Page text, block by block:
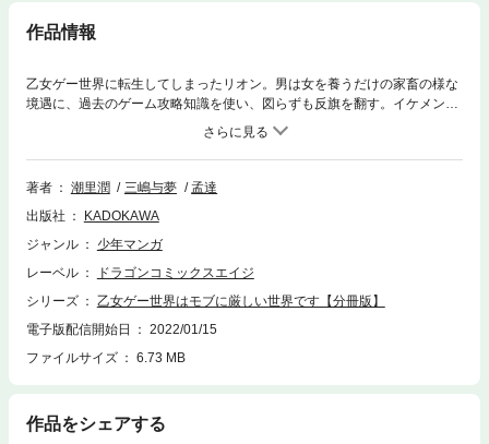
作品情報
乙女ゲー世界に転生してしまったリオン。男は女を養うだけの家畜の様な
境遇に、過去のゲーム攻略知識を使い、図らずも反旗を翻す。イケメン死
すべし！ド外道主人公による、剣と魔法の下剋上ファンタジー！ 分冊版
著者 潮里潤 三嶋与夢
孟達
出版社
KADOKAWA
ジャンル
少年マンガ
レーベル
ドラゴンコミックスエイジ
シリーズ
乙女ゲー世界はモブに厳しい世界です【分冊版】
電子版配信開始日
2022/01/15
ファイルサイズ
6.73 MB
作品をシェアする